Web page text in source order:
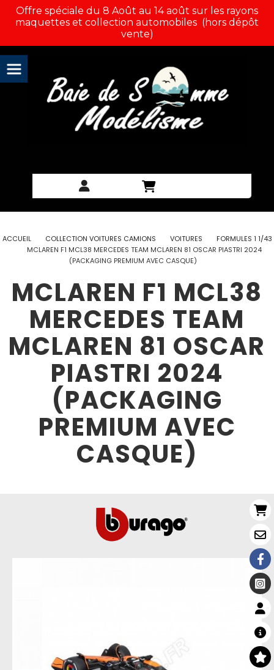
Offre spéciale du 8 Août au 14 août sur les rayons
maquettes et collection automobiles (hors dépôt
vente)
ACCUEIL COLLECTION VOITURES CAMIONS VOITURES
FORMULES 1 1/43
MCLAREN F1 MCL38 MERCEDES TEAM MCLAREN 81 OSCAR PIASTRI 2024
(PACKAGING PREMIUM AVEC CASQUE)
MCLAREN F1 MCL38
MERCEDES TEAM
MCLAREN 81 OSCAR
PIASTRI 2024
(PACKAGING
PREMIUM AVEC
CASQUE)
Panneau de gestion des cookies